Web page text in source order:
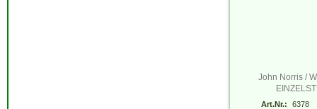
John Norris /
Art.Nr.: 6378